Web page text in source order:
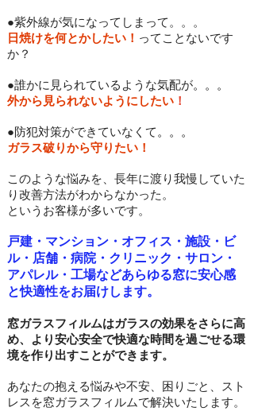
●紫外線が気になってしまって。。。
日焼けを何とかしたい！ ってことないです
か？
●誰かに見られているような気配が。。。
外から見られないようにしたい ！
●防犯対策ができていなくて 。。。
ガラス破りから守りたい！
このような悩みを、長年に渡り我慢していた
り改善方法がわからなかった。
というお客様が多いです。
戸建・マンション・オフィス・施設・ビ
ル・店舗・病院・クリニック・​サロン・
アパレル・工場など​あらゆる窓に安心感
と快適性をお届けします。
窓ガラスフィルムはガラスの効果をさらに高
め、より安心安全で快適な時間を過ごせる環
境を作り出すことができます。
あなたの抱える悩みや不安、困りごと、スト
レスを窓ガラスフィルムで解決いたします。